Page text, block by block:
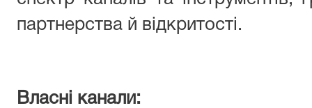
партнерства й відкритості.
Власні канали: